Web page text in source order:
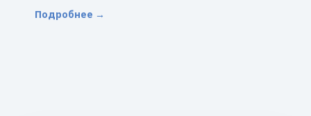
Подробнее →